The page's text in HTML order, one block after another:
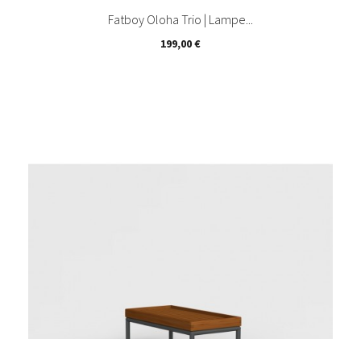
Fatboy Oloha Trio | Lampe...
Prix
199,00 €